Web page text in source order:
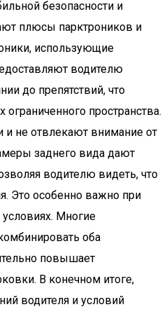
безопасности и
плюсы парктроников и
использующие
водителю
до препятствий, что
пространства.
и не отвлекают внимание от
заднего вида дают
водителю видеть, что
Это особенно важно при
Многие
оба
повышает
В конечном итоге,
водителя и условий